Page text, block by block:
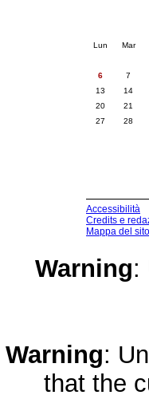
Lun Mar
6
7
13
14
20
21
27
28
Accessibilità
Credits e
Mappa del sito
Warning:
Warning:
that the